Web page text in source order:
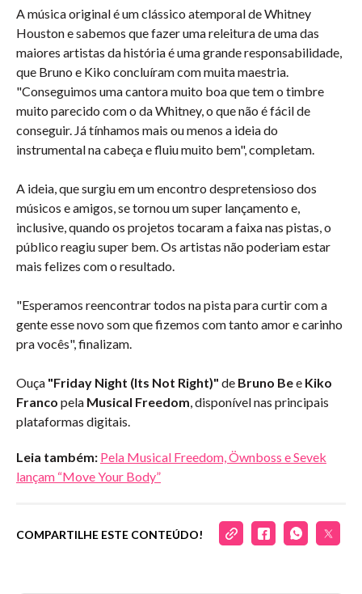
A música original é um clássico atemporal de Whitney
Houston e sabemos que fazer uma releitura de uma das
maiores artistas da história é uma grande responsabilidade,
que Bruno e Kiko concluíram com muita maestria.
"Conseguimos uma cantora muito boa que tem o timbre
muito parecido com o da Whitney, o que não é fácil de
conseguir. Já tínhamos mais ou menos a ideia do
instrumental na cabeça e fluiu muito bem", completam.
A ideia, que surgiu em um encontro despretensioso dos
músicos e amigos, se tornou um super lançamento e,
inclusive, quando os projetos tocaram a faixa nas pistas, o
público reagiu super bem. Os artistas não poderiam estar
mais felizes com o resultado.
"Esperamos reencontrar todos na pista para curtir com a
gente esse novo som que fizemos com tanto amor e carinho
pra vocês", finalizam.
Ouça "Friday Night (Its Not Right)" de Bruno Bee Kiko
Franco pela Musical Freedom, disponível nas principais
plataformas digitais.
Leia também: Pela Musical Freedom, Öwnboss e Sevek
lançam “Move Your Body”
COMPARTILHE ESTE CONTEÚDO!